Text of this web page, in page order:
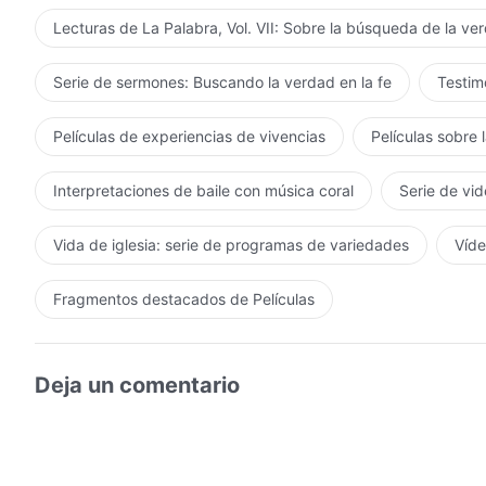
palabra al respecto. Tampoco puede ningún ser
todas las cosas.
bastantes personas quieren encontrar formas de
vivir allí. Al final, ¿qué es lo que falta allí? (Oxígeno).
Como la luna carece de oxígeno, no es un lugar en el
queriendo irse para allá. ¿Qué es esto? (Es
¿verdad? Es un lugar sin aire, y la temperatura no es
Dios no lo ha preparado para el hombre.
Lecturas de La Palabra, Vol. VII: Sobre la búsqueda de la
Serie de sermones: Buscando la verdad en la fe
Películas de experiencias de vivencias Películas sobre
Interpretaciones de baile con música coral Serie de
Vida de iglesia: serie de programas de variedades
Fragmentos destacados de Películas
Deja un comentario